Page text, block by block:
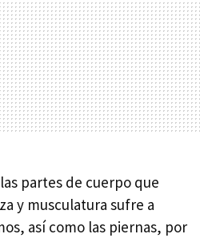
partes de cuerpo que
y musculatura sufre a
así como las piernas, por